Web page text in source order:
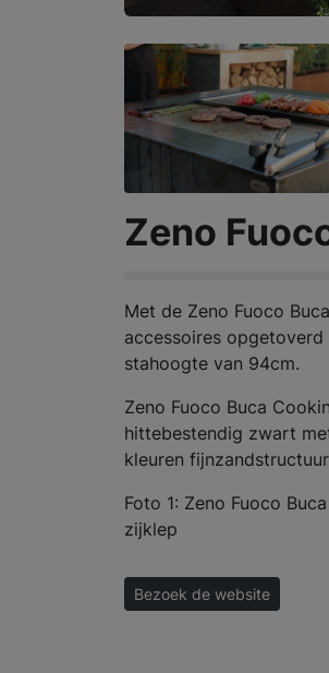
Zeno
Met de Zeno Fuoco
accessoires
stahoogte van 94cm.
Zeno Fuoco Buca
hittebestendig zwart
kleuren
Foto 1: Zeno Fuoco
zijklep
Bezoek de website